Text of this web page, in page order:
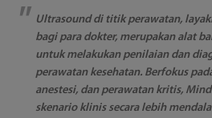
Ultrasound di titik perawatan,
bagi para dokter, merupakan alat
untuk melakukan penilaian dan
perawatan kesehatan. Berfokus
anestesi, dan perawatan kritis,
skenario klinis secara lebih